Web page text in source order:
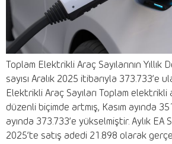
Toplam Elektrikli Araç Sayılarının
sayısı Aralık 2025 itibarıyla 373.733’e
Elektrikli Araç Sayıları Toplam elektrikli
düzenli biçimde artmış, Kasım ayında
ayında 373.733’e yükselmiştir. Aylık EA
2025’te satış adedi 21.898 olarak